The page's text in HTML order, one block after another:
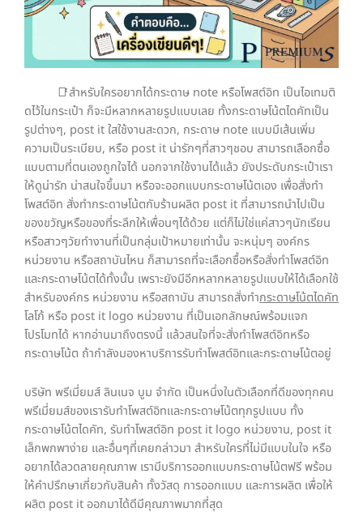
📑สำหรับใครอยากได้กระดาษ note หรือโพสต์อิท เป็นไอเทมติ
ดไว้ในกระเป๋า ก็จะมีหลากหลายรูปแบบเลย ทั้งกระดาษโน้ตไดคัทเป็น
รูปต่างๆ, post it ใสใช้งานสะดวก, กระดาษ note แบบมีเส้นเพิ่ม
ความเป็นระเบียบ, หรือ post it น่ารักๆที่สาวๆชอบ สามารถเลือกซื้อ
แบบตามที่ตนเองถูกใจได้ นอกจากใช้งานได้แล้ว ยังประดับกระเป๋าเรา
ให้ดูน่ารัก น่าสนใจขึ้นมา หรือจะออกแบบกระดาษโน้ตเอง เพื่อสั่งทำ
โพสต์อิท สั่งทำกระดาษโน้ตกับร้านผลิต post it ที่สามารถนำไปเป็น
ของขวัญหรือของที่ระลึกให้เพื่อนๆได้ด้วย แต่ก็ไม่ใช่แค่สาวๆนักเรียน
หรือสาวๆวัยทำงานที่เป็นกลุ่มเป้าหมายเท่านั้น จะหนุ่มๆ องค์กร
หน่วยงาน หรือสถาบันไหน ก็สามารถที่จะเลือกซื้อหรือสั่งทำโพสต์อิท
และกระดาษโน้ตได้ทั้งนั้น เพราะยังมีอีกหลากหลายรูปแบบให้ได้เลือกใช้
สำหรับองค์กร หน่วยงาน หรือสถาบัน สามารถสั่งทำกระดาษโน้ตไดคัท
โลโก้ หรือ post it logo หน่วยงาน ที่เป็นเอกลักษณ์พร้อมแจก
โปรโมทได้ หากอ่านมาถึงตรงนี้ แล้วสนใจที่จะสั่งทำโพสต์อิทหรือ
กระดาษโน้ต ถ้ากำลังมองหาบริการรับทำโพสต์อิทและกระดาษโน้ตอยู่
บริษัท พรีเมี่ยมส์ ลินเนจ บูม จำกัด เป็นหนึ่งในตัวเลือกที่ดีของทุกคน
พรีเมี่ยมส์ของเรารับทำโพสต์อิทและกระดาษโน้ตทุกรูปแบบ ทั้ง
กระดาษโน้ตไดคัท, รับทำโพสต์อิท post it logo หน่วยงาน, post it
เล็กพกพาง่าย และอื่นๆที่เคยกล่าวมา สำหรับใครที่ไม่มีแบบในใจ หรือ
อยากได้ลวดลายคุณภาพ เรามีบริการออกแบบกระดาษโน้ตฟรี พร้อม
ให้คำปรึกษาเกี่ยวกับสินค้า ทั้งวัสดุ การออกแบบ และการผลิต เพื่อให้
ผลิต post it ออกมาได้ดีมีคุณภาพมากที่สุด